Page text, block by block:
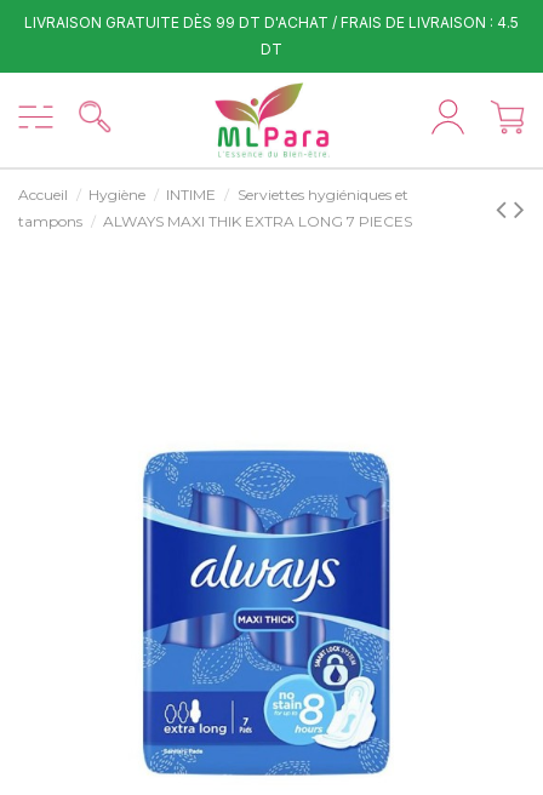
LIVRAISON GRATUITE DÈS 99 DT D'ACHAT / FRAIS DE LIVRAISON : 4.5
DT
Accueil Hygiène INTIME
Serviettes hygiéniques et
tampons
ALWAYS MAXI THIK EXTRA LONG 7 PIECES